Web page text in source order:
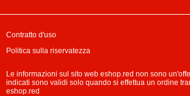
Contratto d'uso
Politica sulla riservatezza
Le informazioni sul sito web eshop.red non sono
indicati sono validi solo quando si effettua un ordine
eshop.red